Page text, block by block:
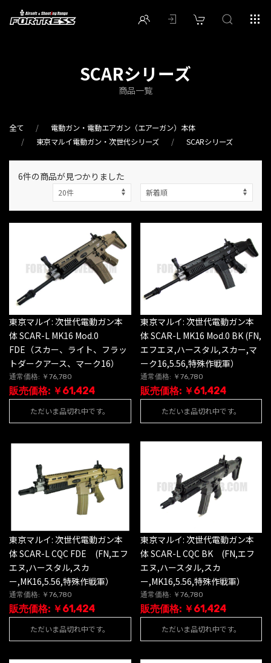
SCARシリーズ
商品一覧
全て
電動ガン・電動エアガン（エアーガン）本体
東京マルイ電動ガン・次世代シリーズ
SCARシリーズ
6件の商品が見つかりました
東京マルイ: 次世代電動ガン本
体 SCAR-L MK16 Mod.0
FDE（スカー、ライト、フラッ
トダークアース、マーク16）
通常価格: ￥76,780
販売価格: ￥61,424
ただいま品切れ中です。
東京マルイ: 次世代電動ガン本
体 SCAR-L MK16 Mod.0 BK (FN,
エフエヌ,ハースタル,スカー,マ
ーク16,5.56,特殊作戦軍）
通常価格: ￥76,780
販売価格: ￥61,424
ただいま品切れ中です。
東京マルイ: 次世代電動ガン本
体 SCAR-L CQC FDE (FN,エフ
エヌ,ハースタル,スカ
ー,MK16,5.56,特殊作戦軍）
通常価格: ￥76,780
販売価格: ￥61,424
ただいま品切れ中です。
東京マルイ: 次世代電動ガン本
体 SCAR-L CQC BK (FN,エフ
エヌ,ハースタル,スカ
ー,MK16,5.56,特殊作戦軍）
通常価格: ￥76,780
販売価格: ￥61,424
ただいま品切れ中です。